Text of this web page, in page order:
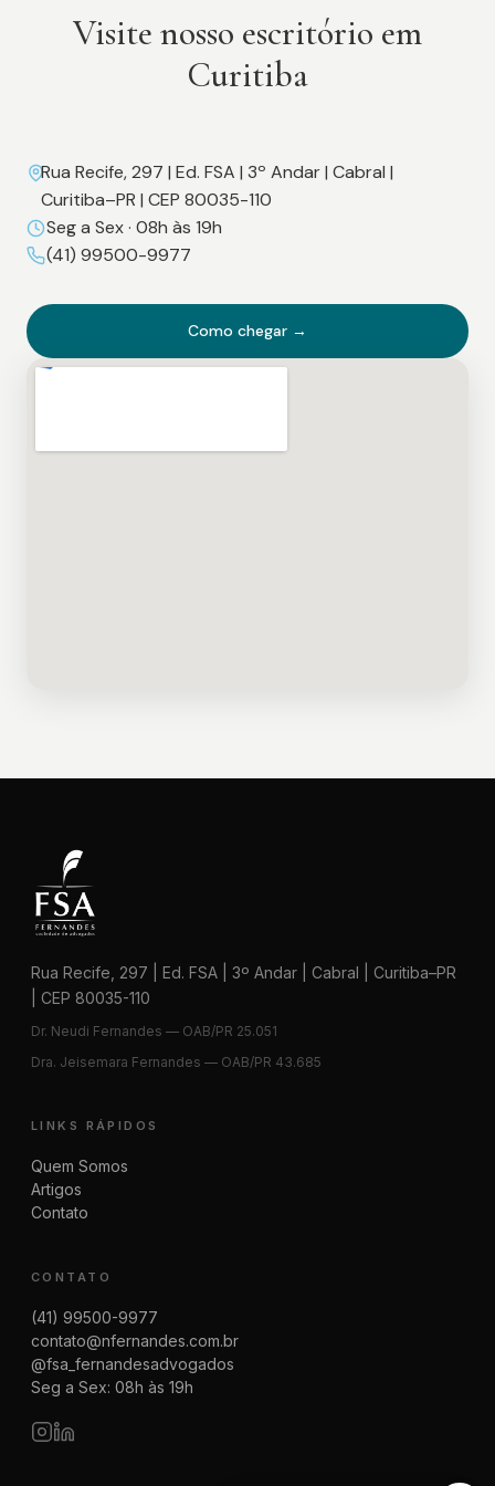
Visite nosso escritório em
Curitiba
Rua Recife, 297 | Ed. FSA | 3º Andar | Cabral |
Curitiba–PR | CEP 80035-110
Seg a Sex · 08h às 19h
(41) 99500-9977
Como chegar →
Rua Recife, 297 | Ed. FSA | 3º Andar | Cabral | Curitiba–PR
| CEP 80035-110
Dr. Neudi Fernandes — OAB/PR 25.051
Dra. Jeisemara Fernandes — OAB/PR 43.685
LINKS RÁPIDOS
Quem Somos
Artigos
Contato
CONTATO
(41) 99500-9977
contato@nfernandes.com.br
@fsa_fernandesadvogados
Seg a Sex: 08h às 19h